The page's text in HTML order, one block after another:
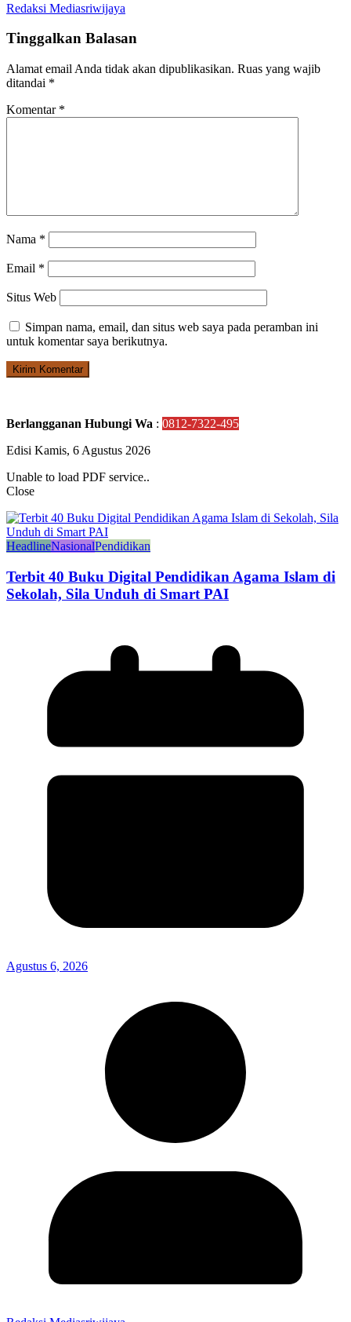
Redaksi Mediasriwijaya
Tinggalkan Balasan
Alamat email Anda tidak akan dipublikasikan. Ruas yang wajib
ditandai *
Komentar *
Nama *
Email *
Situs Web
Simpan nama, email, dan situs web saya pada peramban ini
untuk komentar saya berikutnya.
Berlangganan Hubungi Wa : 0812-7322-495
Edisi Kamis, 6 Agustus 2026
Unable to load PDF service..
Close
HeadlineNasionalPendidikan
Terbit 40 Buku Digital Pendidikan Agama Islam di
Sekolah, Sila Unduh di Smart PAI
Agustus 6, 2026